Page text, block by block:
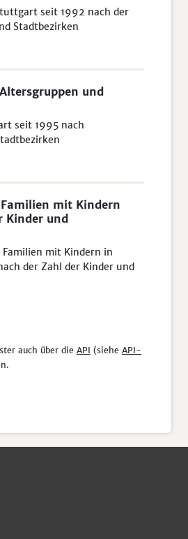
seit 1992 nach der
Stadtbezirken
und
seit 1995 nach
mit Kindern
Kinder und
mit Kindern in
der Zahl der Kinder und
auch über die API (siehe API-